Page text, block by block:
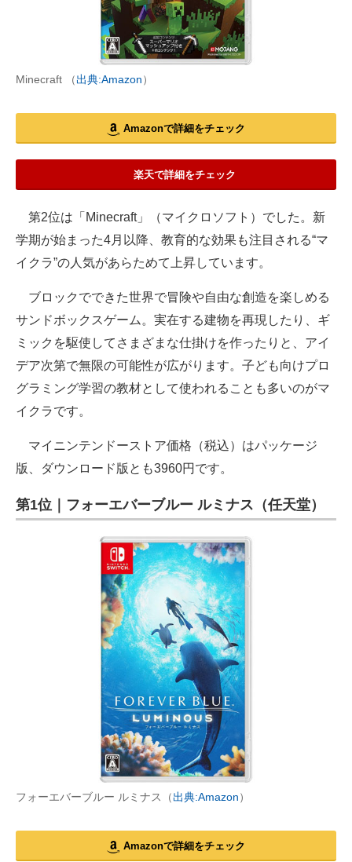
Minecraft （出典:Amazon）
Amazonで詳細をチェック
楽天で詳細をチェック
第2位は「Minecraft」（マイクロソフト）でした。新
学期が始まった4月以降、教育的な効果も注目される“マ
イクラ”の人気があらためて上昇しています。
ブロックでできた世界で冒険や自由な創造を楽しめる
サンドボックスゲーム。実在する建物を再現したり、ギ
ミックを駆使してさまざまな仕掛けを作ったりと、アイ
デア次第で無限の可能性が広がります。子ども向けプロ
グラミング学習の教材として使われることも多いのがマ
イクラです。
マイニンテンドーストア価格（税込）はパッケージ
版、ダウンロード版とも3960円です。
第1位｜フォーエバーブルー ルミナス（任天堂）
フォーエバーブルー ルミナス（出典:Amazon）
Amazonで詳細をチェック